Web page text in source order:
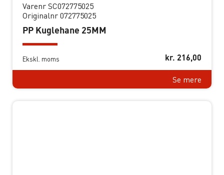
Varenr SC072775025
Originalnr 072775025
PP Kuglehane 25MM
Ekskl. moms kr. 216,00
Se mere